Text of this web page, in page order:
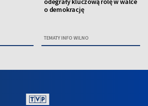
o demokrację
TEMATY INFO WILNO